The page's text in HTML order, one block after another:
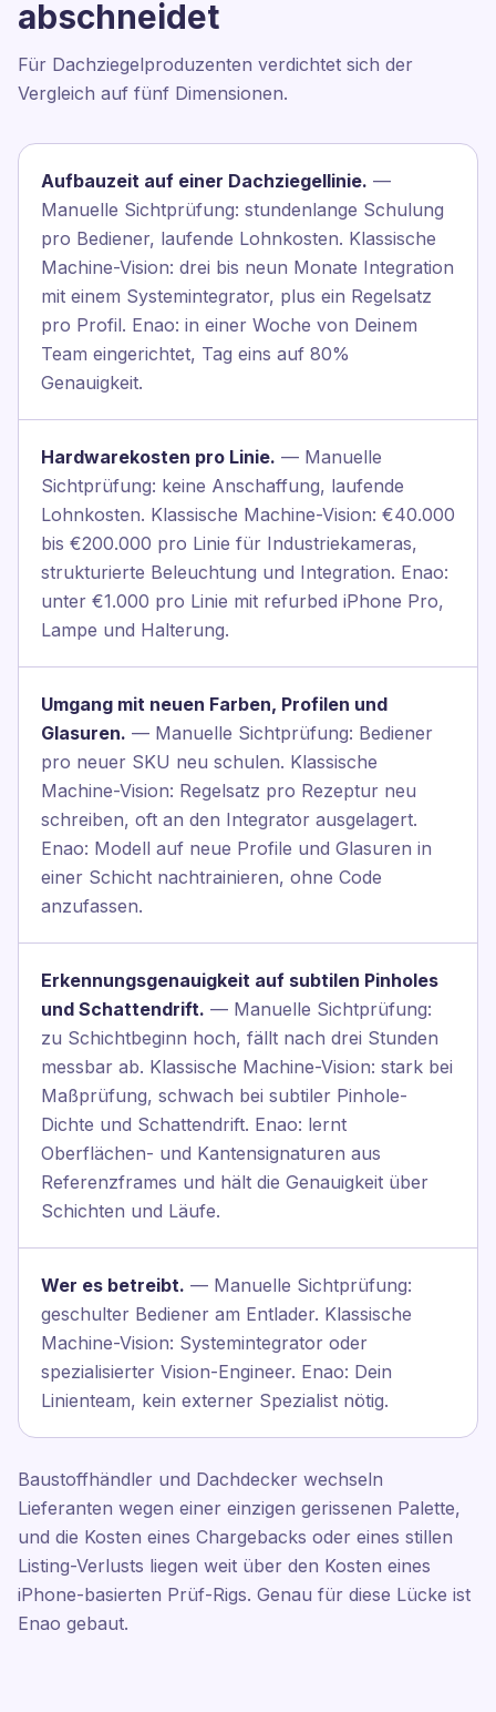
abschneidet
Für Dachziegelproduzenten verdichtet sich der
Vergleich auf fünf Dimensionen.
Aufbauzeit auf einer Dachziegellinie. —
Manuelle Sichtprüfung: stundenlange Schulung
pro Bediener, laufende Lohnkosten. Klassische
Machine-Vision: drei bis neun Monate Integration
mit einem Systemintegrator, plus ein Regelsatz
pro Profil. Enao: in einer Woche von Deinem
Team eingerichtet, Tag eins auf 80%
Genauigkeit.
Hardwarekosten pro Linie. — Manuelle
Sichtprüfung: keine Anschaffung, laufende
Lohnkosten. Klassische Machine-Vision: €40.000
bis €200.000 pro Linie für Industriekameras,
strukturierte Beleuchtung und Integration. Enao:
unter €1.000 pro Linie mit refurbed iPhone Pro,
Lampe und Halterung.
Umgang mit neuen Farben, Profilen und
Glasuren. — Manuelle Sichtprüfung: Bediener
pro neuer SKU neu schulen. Klassische
Machine-Vision: Regelsatz pro Rezeptur neu
schreiben, oft an den Integrator ausgelagert.
Enao: Modell auf neue Profile und Glasuren in
einer Schicht nachtrainieren, ohne Code
anzufassen.
Erkennungsgenauigkeit auf subtilen Pinholes
und Schattendrift. — Manuelle Sichtprüfung:
zu Schichtbeginn hoch, fällt nach drei Stunden
messbar ab. Klassische Machine-Vision: stark bei
Maßprüfung, schwach bei subtiler Pinhole-
Dichte und Schattendrift. Enao: lernt
Oberflächen- und Kantensignaturen aus
Referenzframes und hält die Genauigkeit über
Schichten und Läufe.
Wer es betreibt. — Manuelle Sichtprüfung:
geschulter Bediener am Entlader. Klassische
Machine-Vision: Systemintegrator oder
spezialisierter Vision-Engineer. Enao: Dein
Linienteam, kein externer Spezialist nötig.
Baustoffhändler und Dachdecker wechseln
Lieferanten wegen einer einzigen gerissenen Palette,
und die Kosten eines Chargebacks oder eines stillen
Listing-Verlusts liegen weit über den Kosten eines
iPhone-basierten Prüf-Rigs. Genau für diese Lücke ist
Enao gebaut.